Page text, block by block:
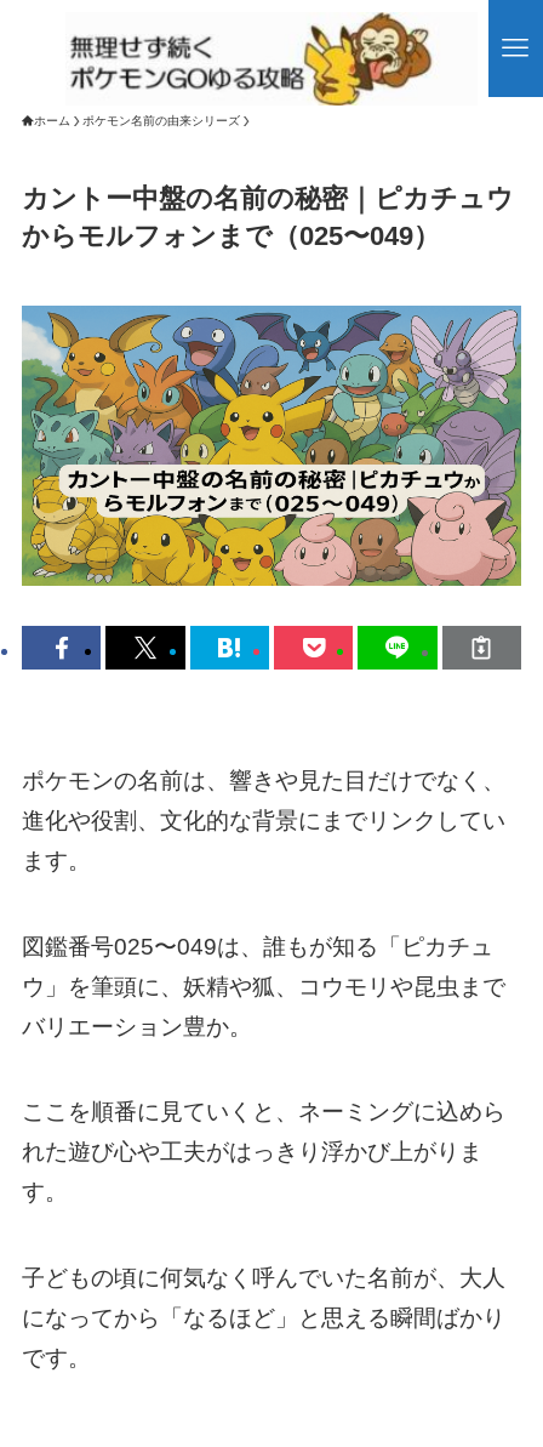
ホーム ポケモン名前の由来シリーズ
カントー中盤の名前の秘密｜ピカチュウ
からモルフォンまで（025〜049）
ポケモンの名前は、響きや見た目だけでなく、
進化や役割、文化的な背景にまでリンクしてい
ます。
図鑑番号025〜049は、誰もが知る「ピカチュ
ウ」を筆頭に、妖精や狐、コウモリや昆虫まで
バリエーション豊か。
ここを順番に見ていくと、ネーミングに込めら
れた遊び心や工夫がはっきり浮かび上がりま
す。
子どもの頃に何気なく呼んでいた名前が、大人
になってから「なるほど」と思える瞬間ばかり
です。